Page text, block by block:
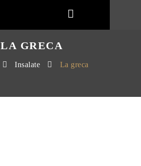
LA GRECA
Insalate La greca